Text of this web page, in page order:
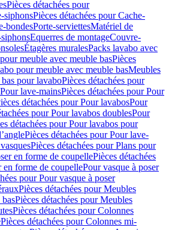
Pièces détachées pour
siphonsPièces détachées pour Cache-
bondesPorte-serviettesMatériel de
Equerres de montageCouvre-
Étagères muralesPacks lavabo avec
meuble avec meuble basPièces
pour meuble avec meuble basMeubles
pour lavaboPièces détachées pour
Pour lave-mainsPièces détachées pour Pour
détachées pour Pour lavabosPour
pour Pour lavabos doublesPour
détachées pour Pour lavabos pour
Pièces détachées pour Pour lave-
Pièces détachées pour Plans pour
en forme de coupellePièces détachées
en forme de coupellePour vasque à poser
pour Pour vasque à poser
Pièces détachées pour Meubles
Pièces détachées pour Meubles
Pièces détachées pour Colonnes
Pièces détachées pour Colonnes mi-